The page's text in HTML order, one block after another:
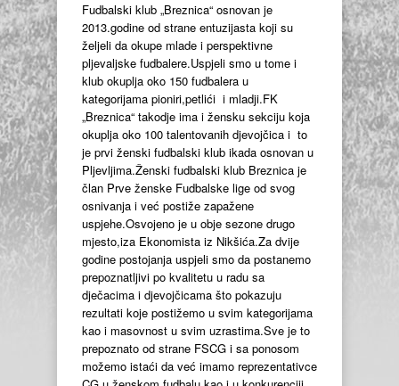
Fudbalski klub „Breznica“ osnovan je
2013.godine od strane entuzijasta koji su
željeli da okupe mlade i perspektivne
pljevaljske fudbalere.Uspjeli smo u tome i
klub okuplja oko 150 fudbalera u
kategorijama pioniri,petlići i mladji.FK
„Breznica“ takodje ima i žensku sekciju koja
okuplja oko 100 talentovanih djevojčica i to
je prvi ženski fudbalski klub ikada osnovan u
Pljevljima.Ženski fudbalski klub Breznica je
član Prve ženske Fudbalske lige od svog
osnivanja i već postiže zapažene
uspjehe.Osvojeno je u obje sezone drugo
mjesto,iza Ekonomista iz Nikšića.Za dvije
godine postojanja uspjeli smo da postanemo
prepoznatljivi po kvalitetu u radu sa
dječacima i djevojčicama što pokazuju
rezultati koje postižemo u svim kategorijama
kao i masovnost u svim uzrastima.Sve je to
prepoznato od strane FSCG i sa ponosom
možemo istaći da već imamo reprezentativce